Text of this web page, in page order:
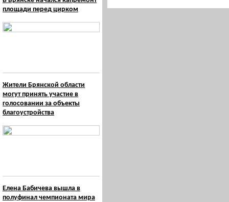
площади перед цирком
Жители Брянской области
могут принять участие в
голосовании за объекты
благоустройства
Елена Бабичева вышла в
полуфинал чемпионата мира